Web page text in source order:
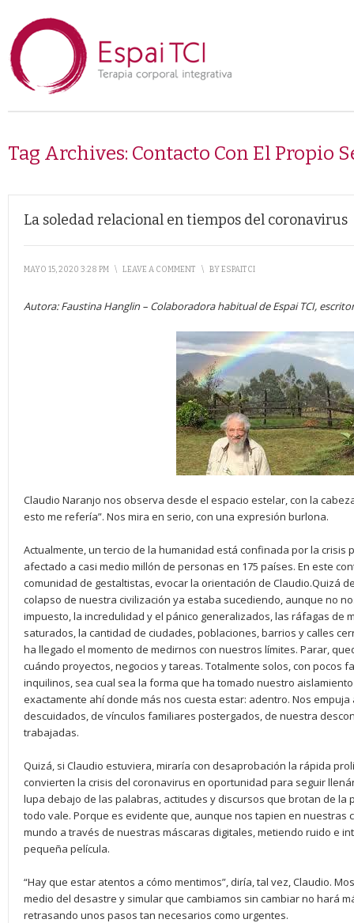
Tag Archives: Contacto Con El Propio
La soledad relacional en tiempos del coronavirus
MAYO 15, 2020 3:28 PM \ LEAVE A COMMENT \ BYESPAITCI
Autora: Faustina Hanglin – Colaboradora habitual de Espai TCI,
Claudio Naranjo nos observa desde el espacio estelar, con la
esto me refería”. Nos mira en serio, con una expresión burlona.
Actualmente, un tercio de la humanidad está confinada por la crisis
afectado a casi medio millón de personas en 175 países. En este
comunidad de gestaltistas, evocar la orientación de Claudio.Quizá
colapso de nuestra civilización ya estaba sucediendo, aunque no
impuesto, la incredulidad y el pánico generalizados, las ráfagas de
saturados, la cantidad de ciudades, poblaciones, barrios y calles
ha llegado el momento de medirnos con nuestros límites. Parar,
cuándo proyectos, negocios y tareas. Totalmente solos, con pocos
inquilinos, sea cual sea la forma que ha tomado nuestro
exactamente ahí donde más nos cuesta estar: adentro. Nos
descuidados, de vínculos familiares postergados, de nuestra
trabajadas.
Quizá, si Claudio estuviera, miraría con desaprobación la rápida
convierten la crisis del coronavirus en oportunidad para seguir
lupa debajo de las palabras, actitudes y discursos que brotan de la
todo vale. Porque es evidente que, aunque nos tapien en nuestras
mundo a través de nuestras máscaras digitales, metiendo ruido e
pequeña película.
“Hay que estar atentos a cómo mentimos”, diría, tal vez, Claudio.
medio del desastre y simular que cambiamos sin cambiar no hará
retrasando unos pasos tan necesarios como urgentes.